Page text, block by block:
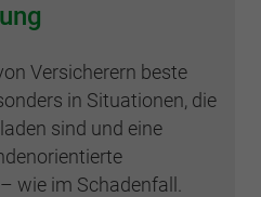
Versicherern beste
in Situationen, die
sind und eine
wie im Schadenfall.